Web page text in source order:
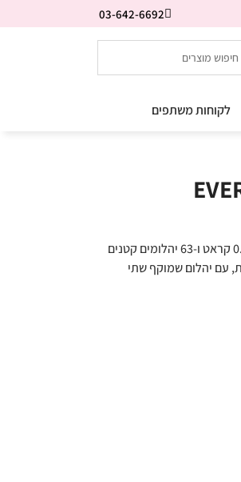
03-642-6692
לקוחות משתפים
טבעת יהלום הילה כפולה אלגנטית ויוקרתית משובצת במרכז יהלום 0.40 קראט ו-63 יהלומים קטנים
עם יהלום שמוקף שתי